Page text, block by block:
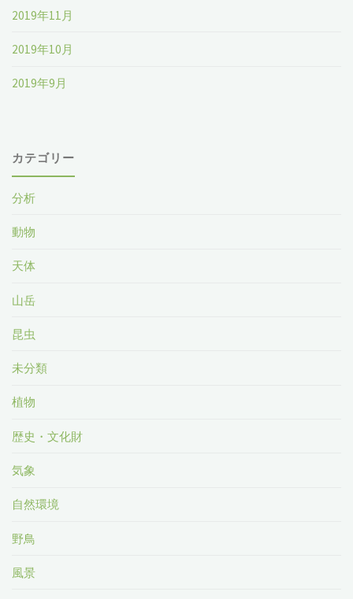
2019年11月
2019年10月
2019年9月
カテゴリー
分析
動物
天体
山岳
昆虫
未分類
植物
歴史・文化財
気象
自然環境
野鳥
風景